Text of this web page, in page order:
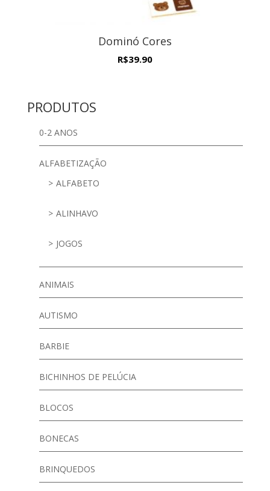
Dominó Cores
R$39.90
PRODUTOS
0-2 ANOS
ALFABETIZAÇÃO
ALFABETO
ALINHAVO
JOGOS
ANIMAIS
AUTISMO
BARBIE
BICHINHOS DE PELÚCIA
BLOCOS
BONECAS
BRINQUEDOS